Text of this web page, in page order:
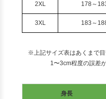
2XL 178～
3XL 183～
※上記サイズ表はあくまで
1〜3cm程度の誤差
身長